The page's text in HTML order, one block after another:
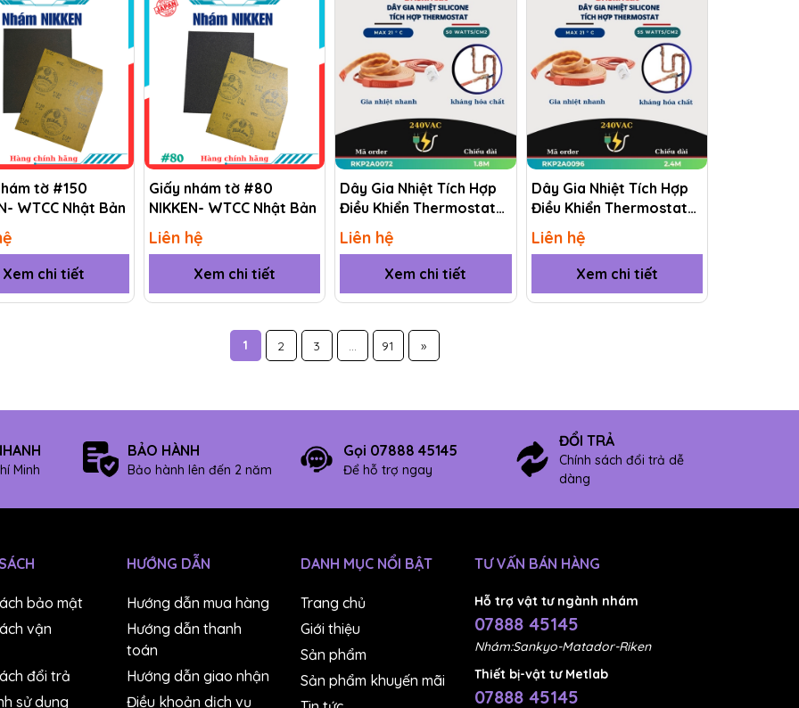
tờ #150
WTCC Nhật Bản
Xem chi tiết
Giấy nhám tờ #80
NIKKEN- WTCC Nhật Bản
Liên hệ
Xem chi tiết
Dây Gia Nhiệt Tích Hợp
Điều Khiển Thermostat
(RKP) RKP2A0072 1.8M
Liên hệ
Xem chi tiết
Dây Gia Nhiệt Tích Hợp
Điều Khiển Thermostat
(RKP) RKP2A0096 2.4M
Liên hệ
Xem chi tiết
1 2 3 ... 91 »
Minh
BẢO HÀNH
Bảo hành lên đến 2 năm
Gọi 07888 45145
Để hỗ trợ ngay
ĐỔI TRẢ
Chính sách đổi trả dễ
dàng
bảo mật
vận
đổi trả
sử dụng
HƯỚNG DẪN
Hướng dẫn mua hàng
Hướng dẫn thanh
toán
Hướng dẫn giao nhận
Điều khoản dịch vụ
DANH MỤC NỔI BẬT
Trang chủ
Giới thiệu
Sản phẩm
Sản phẩm khuyến mãi
TƯ VẤN BÁN HÀNG
Hỗ trợ vật tư ngành nhám
07888 45145
Nhám:Sankyo-Matador-Riken
Thiết bị-vật tư Metlab
07888 45145